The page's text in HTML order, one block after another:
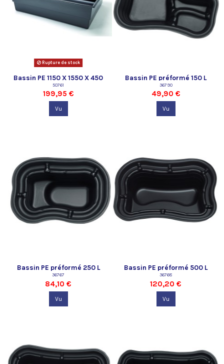
Rupture de stock
Bassin PE 1150 X 1550 X 450
mm Oase
50761
199,95 €
Vu
Bassin PE préformé 150 L
Oase
36790
49,90 €
Vu
Bassin PE préformé 250 L
Oase
36767
84,10 €
Vu
Bassin PE préformé 500 L
Oase
36768
120,20 €
Vu